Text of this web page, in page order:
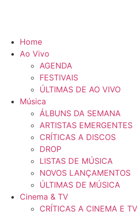
Home
Ao Vivo
AGENDA
FESTIVAIS
ÚLTIMAS DE AO VIVO
Música
ÁLBUNS DA SEMANA
ARTISTAS EMERGENTES
CRÍTICAS A DISCOS
DROP
LISTAS DE MÚSICA
NOVOS LANÇAMENTOS
ÚLTIMAS DE MÚSICA
Cinema & TV
CRÍTICAS A CINEMA E TV